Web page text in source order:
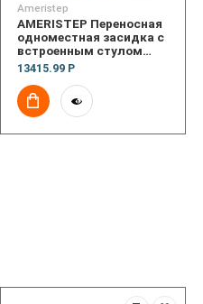
Ameristep
AMERISTEP Переносная
одноместная засидка с
встроенным стулом
tent chair blind
13415.99 Р